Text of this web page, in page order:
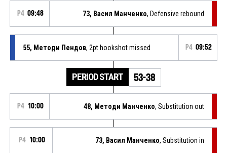
P4 09:48 73, Васил Манченко, Defensive rebound
55, Методи Пендов, 2pt hookshot missed P4 09:52
PERIOD START 53-38
P4 10:00 48, Методи Манченко, Substitution out
P4 10:00 73, Васил Манченко, Substitution in